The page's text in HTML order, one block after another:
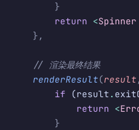
        }
        return
<Spinner
    },
    // 渲染最终结果
    renderResult
(result ,
        if
(result .
            return
<
        }